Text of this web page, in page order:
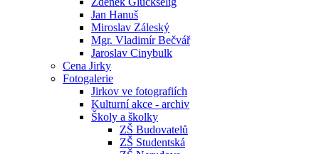
Jan Hanuš
Miroslav Záleský
Mgr. Vladimír Bečvář
Jaroslav Cinybulk
Cena Jirky
Fotogalerie
Jirkov ve fotografiích
Kulturní akce - archiv
Školy a školky
ZŠ Budovatelů
ZŠ Studentská